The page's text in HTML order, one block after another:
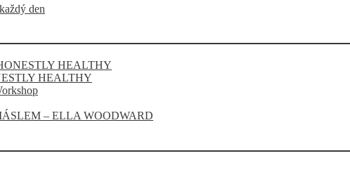
den
HEALTHY
HEALTHY
– ELLA WOODWARD